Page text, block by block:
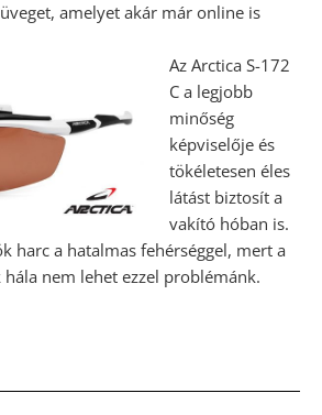
amelyet akár már online is
Az Arctica S-172
C a legjobb
minőség
képviselője és
tökéletesen éles
látást biztosít a
vakító hóban is.
harc a hatalmas fehérséggel, mert a
nem lehet ezzel problémánk.